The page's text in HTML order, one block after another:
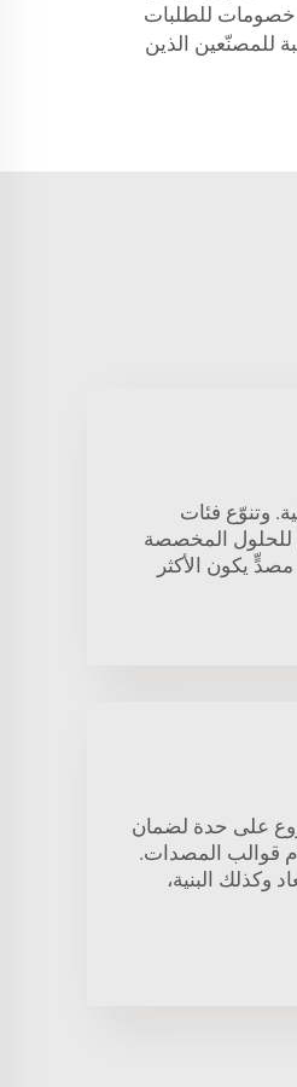
خصومات للطلبات
للمصنّعين الذين
وتنوّع فئات
للحلول المخصصة
يكون الأكثر
على حدة لضمان
قوالب المصدات.
وكذلك البنية،